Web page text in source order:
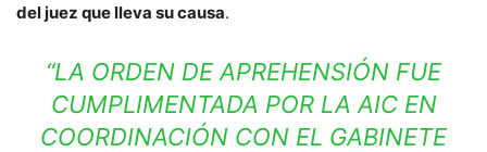
del juez que lleva su causa.
“LA ORDEN DE APREHENSIÓN FUE
CUMPLIMENTADA POR LA AIC EN
COORDINACIÓN CON EL GABINETE